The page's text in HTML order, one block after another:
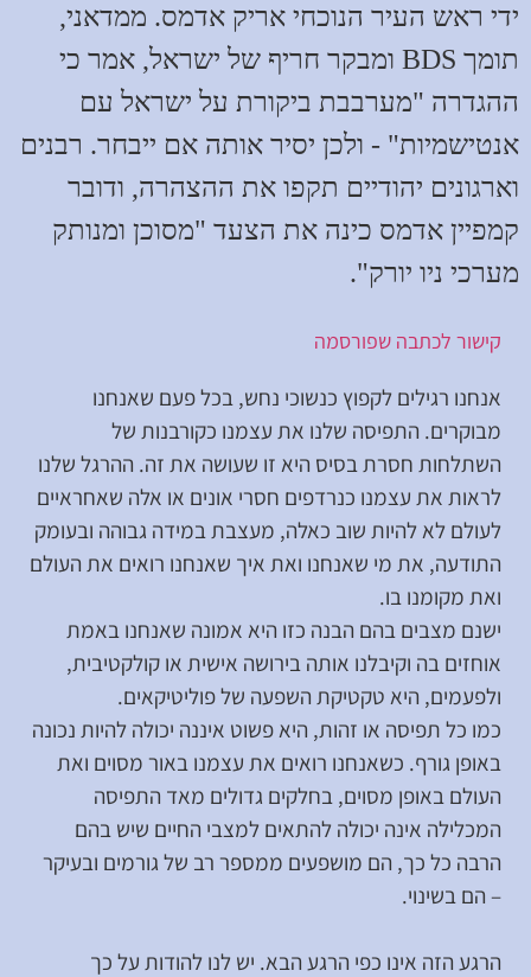
ידי ראש העיר הנוכחי אריק אדמס. ממדאני,
תומך BDS ומבקר חריף של ישראל, אמר כי
ההגדרה "מערבבת ביקורת על ישראל עם
אנטישמיות" - ולכן יסיר אותה אם ייבחר. רבנים
וארגונים יהודיים תקפו את ההצהרה, ודובר
קמפיין אדמס כינה את הצעד "מסוכן ומנותק
מערכי ניו יורק".
קישור לכתבה שפורסמה
אנחנו רגילים לקפוץ כנשוכי נחש, בכל פעם שאנחנו
מבוקרים. התפיסה שלנו את עצמנו כקורבנות של
השתלחות חסרת בסיס היא זו שעושה את זה. ההרגל שלנו
לראות את עצמנו כנרדפים חסרי אונים או אלה שאחראיים
לעולם לא להיות שוב כאלה, מעצבת במידה גבוהה ובעומק
התודעה, את מי שאנחנו ואת איך שאנחנו רואים את העולם
ואת מקומנו בו.
ישנם מצבים בהם הבנה כזו היא אמונה שאנחנו באמת
אוחזים בה וקיבלנו אותה בירושה אישית או קולקטיבית,
ולפעמים, היא טקטיקת השפעה של פוליטיקאים.
כמו כל תפיסה או זהות, היא פשוט איננה יכולה להיות נכונה
באופן גורף. כשאנחנו רואים את עצמנו באור מסוים ואת
העולם באופן מסוים, בחלקים גדולים מאד התפיסה
המכלילה אינה יכולה להתאים למצבי החיים שיש בהם
הרבה כל כך, הם מושפעים ממספר רב של גורמים ובעיקר
– הם בשינוי.
הרגע הזה אינו כפי הרגע הבא. יש לנו להודות על כך